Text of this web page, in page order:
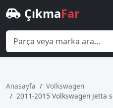
ÇıkmaFar
Anasayfa
Volkswagen
2011-2015 Volkswagen Jetta